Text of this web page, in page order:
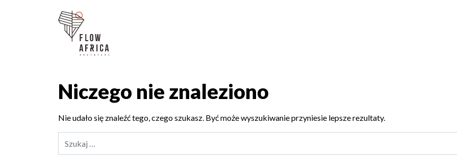
Niczego nie znaleziono
Nie udało się znaleźć tego, czego szukasz. Być może wyszukiwanie przyniesie lepsze rezultaty.